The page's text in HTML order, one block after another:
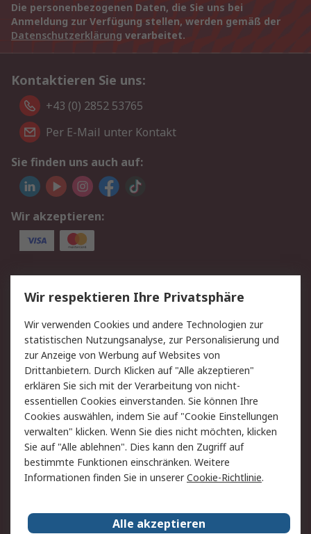
Die personenbezogenen Daten, die Sie uns bei
Anmeldung zur Verfügung stellen, werden gemäß der
Datenschutzerklärung verarbeitet.
Kontaktieren Sie uns:
+43 (0) 2852 53765
Per E-Mail unter Kontakt
Sie finden uns auch auf:
Wir akzeptieren:
Service
Value Added Services
Lieferlösungen
Rücksendung/Entsorgung Kontakt
Hilfe
Rechtliches
RS Verkaufs- und
Lieferbedingungen
Datenschutz
Cookie-Richtlinie
Zahlungsbedingungen
Impressum
Webseite Konditionen
RS weltweit
Wir respektieren Ihre Privatsphäre
Wir verwenden Cookies und andere Technologien zur
statistischen Nutzungsanalyse, zur Personalisierung und
zur Anzeige von Werbung auf Websites von
Drittanbietern. Durch Klicken auf "Alle akzeptieren"
erklären Sie sich mit der Verarbeitung von nicht-
essentiellen Cookies einverstanden. Sie können Ihre
Cookies auswählen, indem Sie auf "Cookie Einstellungen
verwalten" klicken. Wenn Sie dies nicht möchten, klicken
Sie auf "Alle ablehnen". Dies kann den Zugriff auf
bestimmte Funktionen einschränken. Weitere
Informationen finden Sie in unsererCookie-Richtlinie.
Alle akzeptieren